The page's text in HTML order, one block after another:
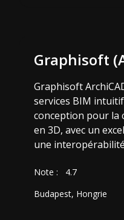
Graphisoft
Graphisoft
services BIM
conception pour la
en 3D, avec un
une
Note :
4.7
Budapest, Hongrie